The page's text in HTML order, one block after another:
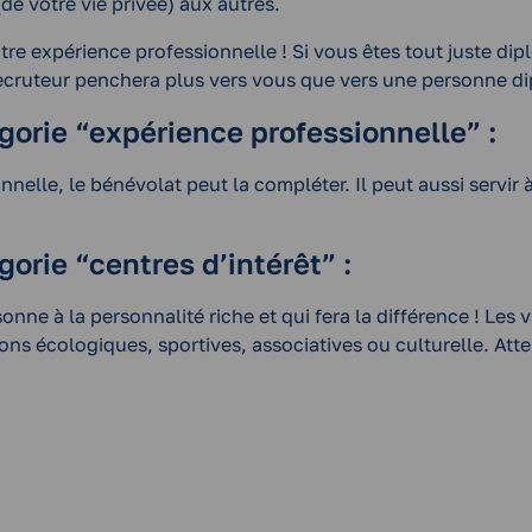
expérience professionnelle ! Si vous êtes tout juste
penchera plus vers vous que vers une personne
“expérience professionnelle” :
le bénévolat peut la compléter. Il peut aussi servir
“centres d’intérêt” :
à la personnalité riche et qui fera la différence ! Les
écologiques, sportives, associatives ou culturelle.